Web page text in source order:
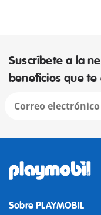
Suscríbete a la
beneficios que te
Sobre PLAYMOBIL